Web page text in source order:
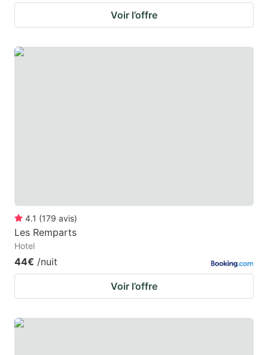
Voir l’offre
4.1 (179 avis)
Les Remparts
Hotel
44€ /nuit
Voir l’offre